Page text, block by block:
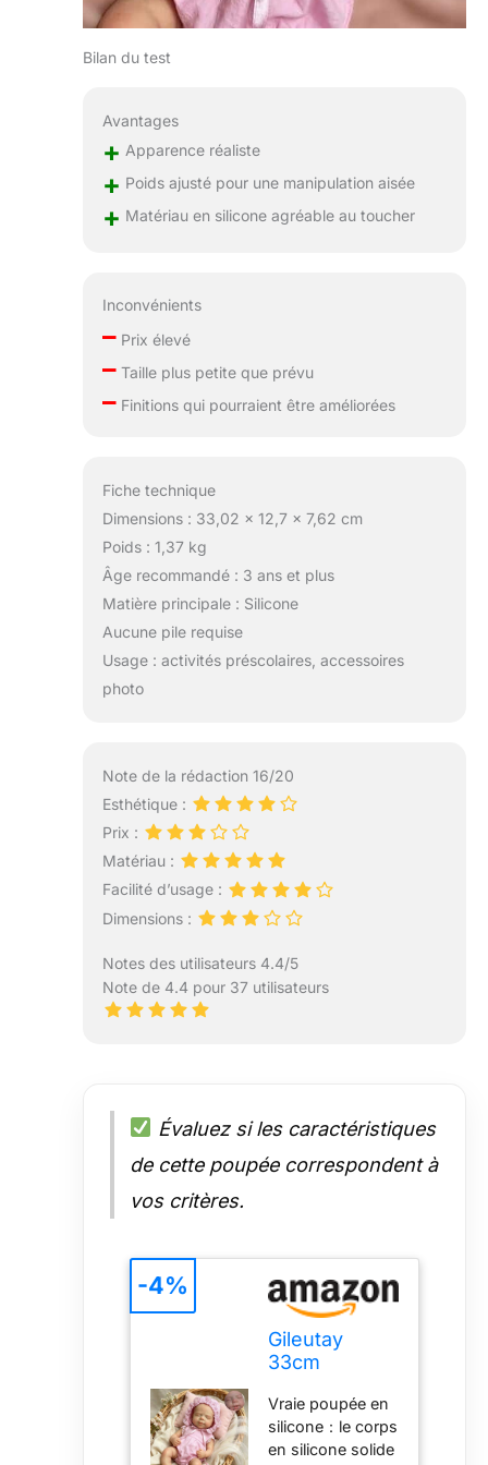
préféré avec des
vêtements pour
accessoires
photo, les jeux de
poupées selon
développant ainsi
leur plus jeune
âge. Les enfants
peuvent s’amuser
avec les poupées
Fabriqué avec du
générations
précédentes, sûr
Conforme aux
exigences de
sécurité des
normes ASTM
Convient aux
enfants de 3 ans
correcte a un trou
silicone, le trou
poupée, ce n’est
pas la qualité de la
poupée Le paquet
contient：
Chaque poupée a
certificat de
naissance que
vous pouvez
Bilan du test
Avantages
+ Apparence réaliste
+ Poids ajusté pour une manipulation aisée
+ Matériau en silicone agréable au toucher
Inconvénients
–Prix élevé
–Taille plus petite que prévu
–Finitions qui pourraient être améliorées
Fiche technique
Dimensions : 33,02 x 12,7 x 7,62 cm
Poids : 1,37 kg
Âge recommandé : 3 ans et plus
Matière principale : Silicone
Aucune pile requise
Usage : activités préscolaires, accessoires
photo
Note de la rédaction 16/20
Esthétique :
Prix :
Matériau :
Facilité d’usage :
Dimensions :
Notes des utilisateurs 4.4/5
Note de 4.4 pour 37 utilisateurs
Évaluez si les caractéristiques
de cette poupée correspondent à
vos critères.
Gileutay
33cm
Silicone
Solide
Réalistes
Vraie poupée en
silicone：le corps
en silicone solide
-4%